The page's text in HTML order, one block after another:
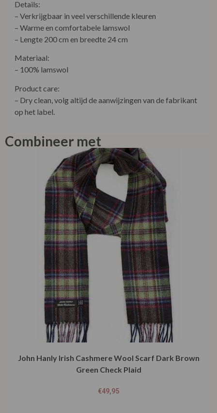
Details:
– Verkrijgbaar in veel verschillende kleuren
– Warme en comfortabele lamswol
– Lengte 200 cm en breedte 24 cm
Materiaal:
– 100% lamswol
Product care:
– Dry clean, volg altijd de aanwijzingen van de fabrikant
op het label.
Combineer met
John Hanly Irish Cashmere Wool Scarf Dark Brown
Green Check Plaid
€49,95